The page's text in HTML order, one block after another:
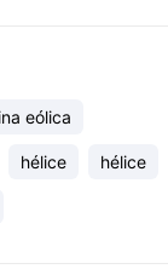
eólica
hélice hélice